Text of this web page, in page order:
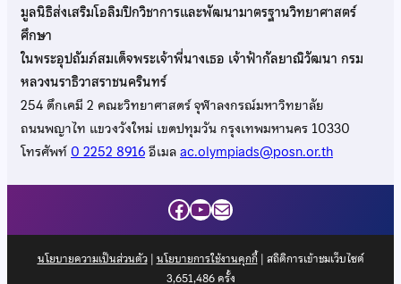
มูลนิธิส่งเสริมโอลิมปิกวิชาการและพัฒนามาตรฐานวิทยาศาสตร์
ศึกษา
ในพระอุปถัมภ์สมเด็จพระเจ้าพี่นางเธอ เจ้าฟ้ากัลยาณิวัฒนา กรม
หลวงนราธิวาสราชนครินทร์
254 ตึกเคมี 2 คณะวิทยาศาสตร์ จุฬาลงกรณ์มหาวิทยาลัย
ถนนพญาไท แขวงวังใหม่ เขตปทุมวัน กรุงเทพมหานคร 10330
โทรศัพท์0 2252 8916อีเมลac.olympiads@posn.or.th
Facebook
YouTube
Mail
นโยบายความเป็นส่วนตัว| นโยบายการใช้งานคุกกี้| สถิติการเข้าชมเว็บไซต์
3,651,486ครั้ง